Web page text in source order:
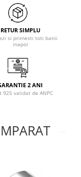
RETUR SIMPLU
si primesti toti banii
inapoi
2 ANI
925 validat de ANPC